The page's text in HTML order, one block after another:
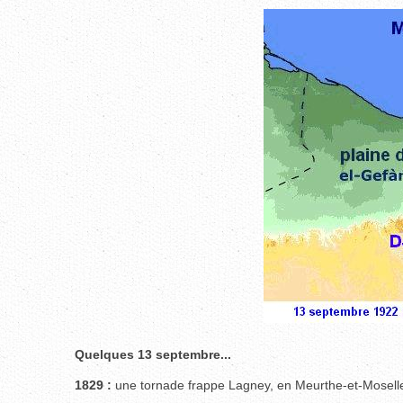
Quelques 13 septembre...
1829 : une tornade frappe Lagney, en Meurthe-et-